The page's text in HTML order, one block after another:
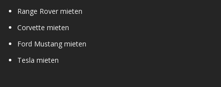
Range Rover mieten
Corvette mieten
Ford Mustang mieten
Tesla mieten